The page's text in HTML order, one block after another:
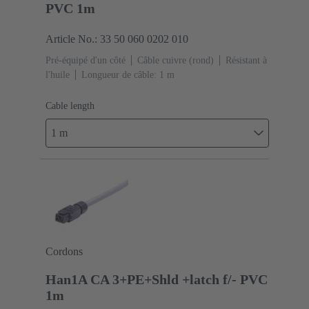
PVC 1m
Article No.: 33 50 060 0202 010
Pré-équipé d'un côté Câble cuivre (rond)
Résistant à
l'huile
Longueur de câble: 1 m
Cable length
1 m
Cordons
Han1A CA 3+PE+Shld +latch f/- PVC
1m